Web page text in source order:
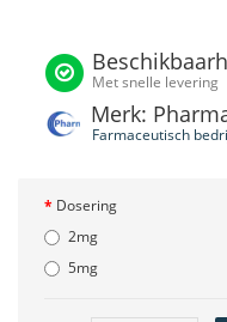
Met snelle levering
Merk:
Farmaceutisch
Dosering
2mg
5mg